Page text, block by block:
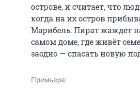
острове, и считает, что
когда на их остров
Марибель. Пират жаждет
самом доме, где живёт
заодно — спасать новую
Премьера: